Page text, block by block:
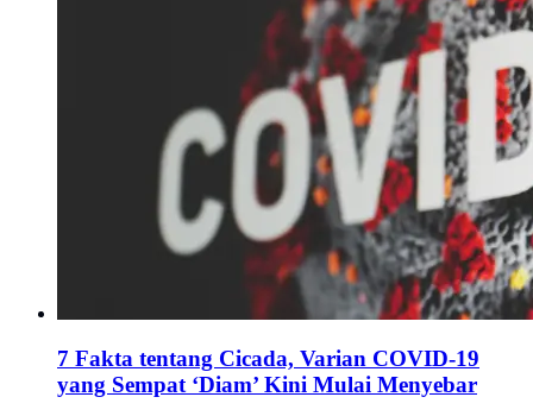
7 Fakta tentang Cicada, Varian COVID-19
yang Sempat ‘Diam’ Kini Mulai Menyebar